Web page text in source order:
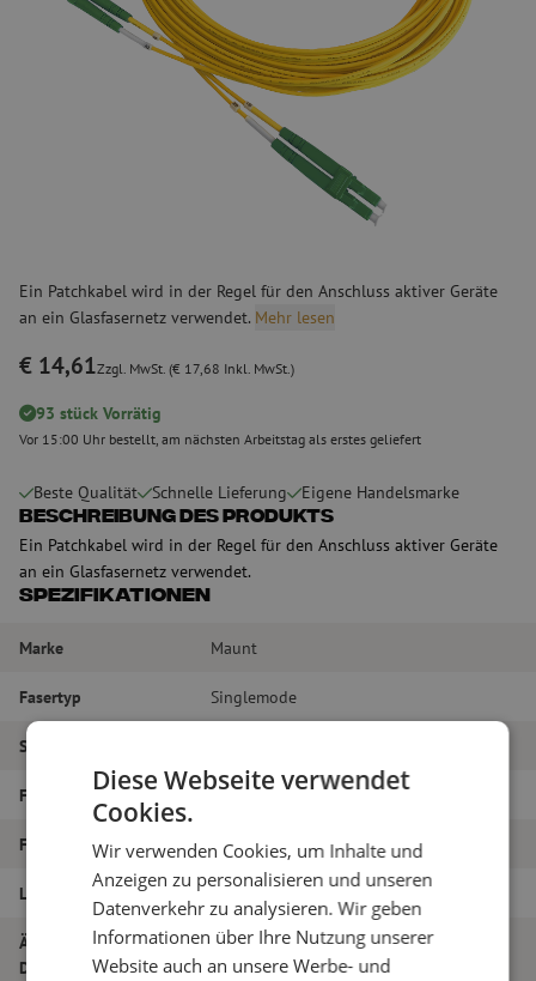
Ein Patchkabel wird in der Regel für den Anschluss aktiver Geräte
an ein Glasfasernetz verwendet. Mehr lesen
€ 14,61Zzgl. MwSt. (€ 17,68 Inkl. MwSt.)
93 stück Vorrätig
Vor 15:00 Uhr bestellt, am nächsten Arbeitstag als erstes geliefert
Beste Qualität Schnelle Lieferung Eigene Handelsmarke
Beschreibung des Produkts
Ein Patchkabel wird in der Regel für den Anschluss aktiver Geräte
an ein Glasfasernetz verwendet.
Spezifikationen
Marke Maunt
Fasertyp Singlemode
Steckertyp
Faser-Typ G.657A1
Faseranzahl Duplex
Länge 16m
Äußerer
Durchmesser (mm)
Diese Webseite verwendet
Cookies.
Wir verwenden Cookies, um Inhalte und
Anzeigen zu personalisieren und unseren
Datenverkehr zu analysieren. Wir geben
Informationen über Ihre Nutzung unserer
Website auch an unsere Werbe- und